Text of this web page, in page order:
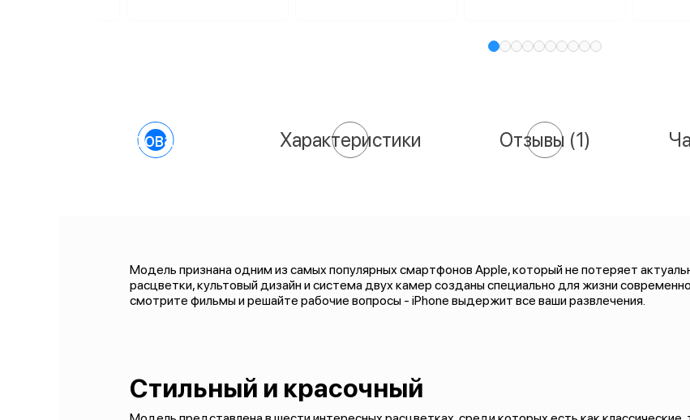
О товаре Характеристики Отзывы (1)
Модель признана одним из самых популярных смартфонов Apple, который не потеряет
расцветки, культовый дизайн и система двух камер созданы специально для жизни
смотрите фильмы и решайте рабочие вопросы - iPhone выдержит все ваши развлечения.
Стильный и красочный